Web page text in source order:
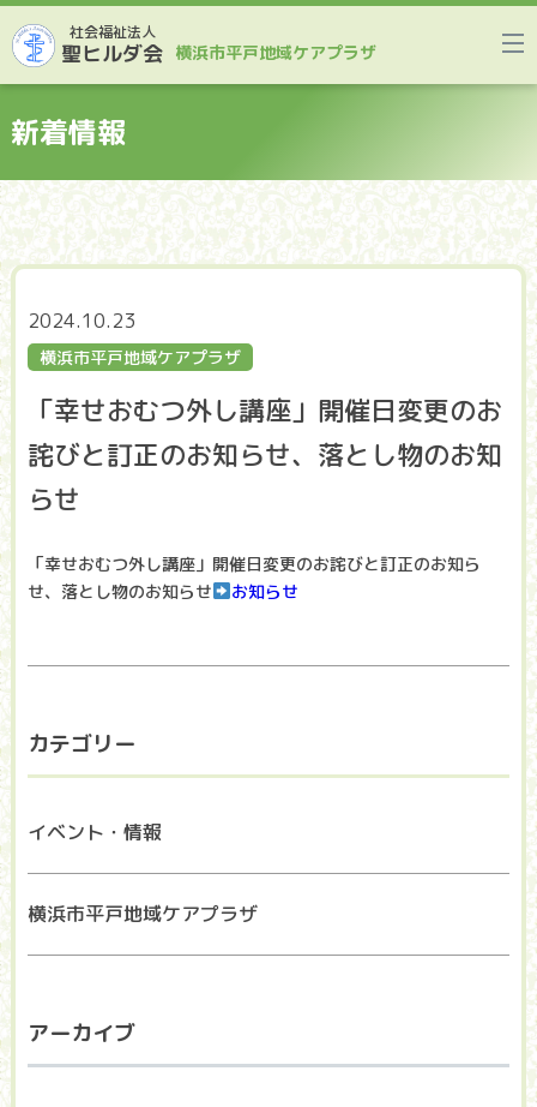
社会福祉法人
聖ヒルダ会 横浜市平戸地域ケアプラザ
新着情報
2024.10.23
横浜市平戸地域ケアプラザ
「幸せおむつ外し講座」開催日変更のお
詫びと訂正のお知らせ、落とし物のお知
らせ
「幸せおむつ外し講座」開催日変更のお詫びと訂正のお知ら
せ、落とし物のお知らせ
お知らせ
カテゴリー
イベント・情報
横浜市平戸地域ケアプラザ
アーカイブ